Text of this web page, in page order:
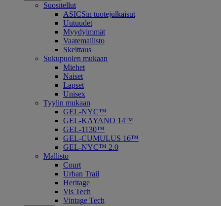
Suositellut
ASICSin tuotejulkaisut
Uutuudet
Myydyimmät
Vaatemallisto
Skeittaus
Sukupuolen mukaan
Miehet
Naiset
Lapset
Unisex
Tyylin mukaan
GEL-NYC™
GEL-KAYANO 14™
GEL-1130™
GEL-CUMULUS 16™
GEL-NYC™ 2.0
Mallisto
Court
Urban Trail
Heritage
Vis Tech
Vintage Tech